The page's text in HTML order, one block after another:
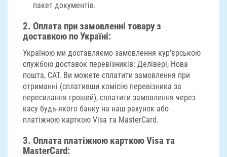
пакет документів.
2. Оплата при замовленні товару з
доставкою по Україні:
Україною ми доставляємо замовлення кур'єрською
службою доставок перевізників: Делівері, Нова
пошта, САТ. Ви можете сплатити замовлення при
отриманні (сплативши комісію перевізника за
пересилання грошей), сплатити замовлення через
касу будь-якого банку на наш рахунок або
платіжною карткою Visa та MasterCard.
3. Оплата платіжною карткою Visa та
MasterCard: